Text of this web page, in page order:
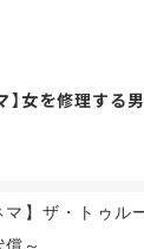
】女を修理する男